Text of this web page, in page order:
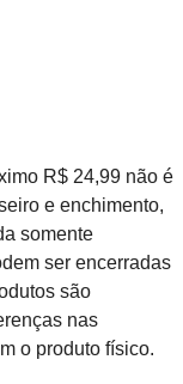
R$ 24,99 não é
e enchimento,
somente
ser encerradas
são
nas
o produto físico.